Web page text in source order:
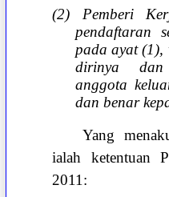
(2) Pemberi
pendaftaran
pada ayat (1),
dirinya dan
anggota
dan benar
Yang
ialah ketentuan
2011: